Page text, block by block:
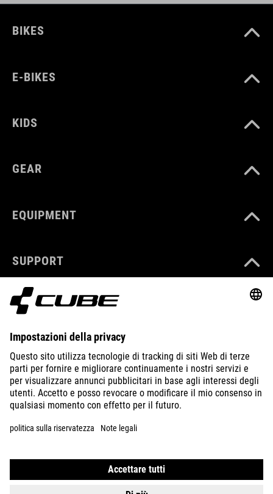
BIKES
E-BIKES
KIDS
GEAR
EQUIPMENT
SUPPORT
ABOUT US
EXPLORE